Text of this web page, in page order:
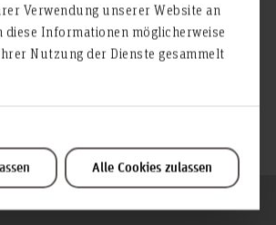
Verwendung unserer Website an
Informationen möglicherweise
Nutzung der Dienste gesammelt
Alle Cookies zulassen